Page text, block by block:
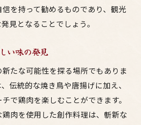
を持って勧めるものであり、観光
見となることでしょう。
い味の発見
たな可能性を探る場所でもありま
伝統的な焼き鳥や唐揚げに加え、
で鶏肉を楽しむことができます。
肉を使用した創作料理は、斬新な